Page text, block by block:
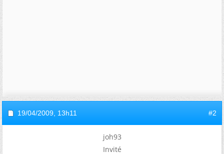
19/04/2009, 13h11 #2
joh93
Invité